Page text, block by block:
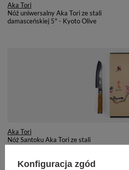
Aka Tori
Nóż uniwersalny Aka Tori ze stali
damasceńskiej 5" - Kyoto Olive
Aka Tori
Nóż Santoku Aka Tori ze stali
damasceńskiej 5" - Kyoto Olive
Konfiguracja zgód